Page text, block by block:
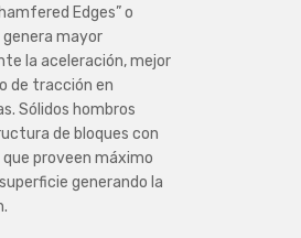
Edges” o
genera mayor
la aceleración, mejor
de tracción en
Sólidos hombros
de bloques con
proveen máximo
generando la